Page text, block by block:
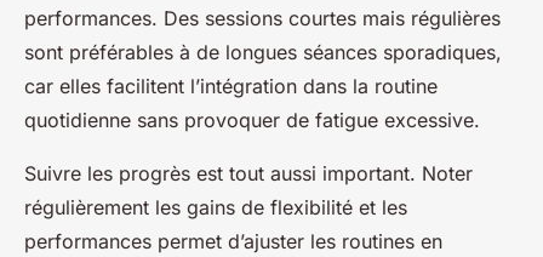
performances. Des sessions courtes mais régulières
sont préférables à de longues séances sporadiques,
car elles facilitent l’intégration dans la routine
quotidienne sans provoquer de fatigue excessive.
Suivre les progrès est tout aussi important. Noter
régulièrement les gains de flexibilité et les
performances permet d’ajuster les routines en